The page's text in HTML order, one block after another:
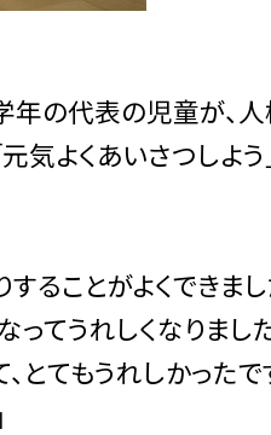
年の代表の児童が、
気よくあいさつしよ
ることがよくできま
てうれしくなりまし
とてもうれしかったで